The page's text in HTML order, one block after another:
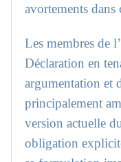
avortements dans
Les membres de
Déclaration en
argumentation et
principalement
version actuelle
obligation